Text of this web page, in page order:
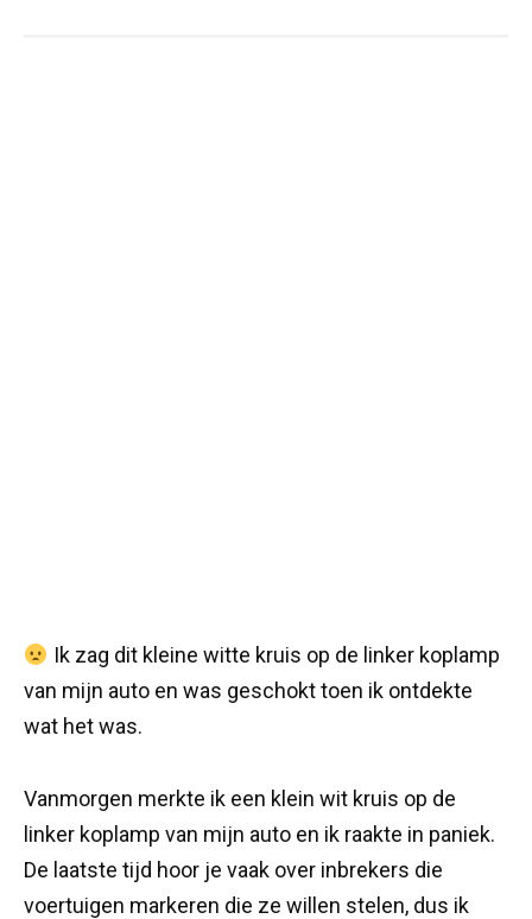
Ik zag dit kleine witte kruis op de linker koplamp
van mijn auto en was geschokt toen ik ontdekte
wat het was.
Vanmorgen merkte ik een klein wit kruis op de
linker koplamp van mijn auto en ik raakte in paniek.
De laatste tijd hoor je vaak over inbrekers die
voertuigen markeren die ze willen stelen, dus ik